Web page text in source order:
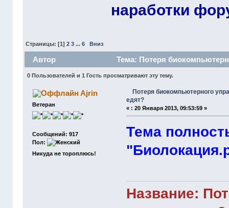
наработки
Страницы: [1] 2 3 ... 6 Вниз
Автор Тема: Потеря
0 Пользователей и 1 Гость просматривают эту тему.
Ajrin
Ветеран
Сообщений: 917
Пол:
Никуда не тороплюсь!
Потеря биокомпьютерного
едят?
« : 20 Января 2013, 09:53:59 »
Тема
Название: